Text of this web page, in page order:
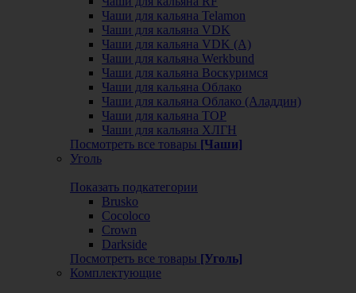
Чаши для кальяна Telamon
Чаши для кальяна VDK
Чаши для кальяна VDK (А)
Чаши для кальяна Werkbund
Чаши для кальяна Воскуримся
Чаши для кальяна Облако
Чаши для кальяна Облако (Аладдин)
Чаши для кальяна ТОР
Чаши для кальяна ХЛГН
Посмотреть все товары [Чаши]
Уголь
Показать подкатегории
Brusko
Cocoloco
Crown
Darkside
Посмотреть все товары [Уголь]
Комплектующие